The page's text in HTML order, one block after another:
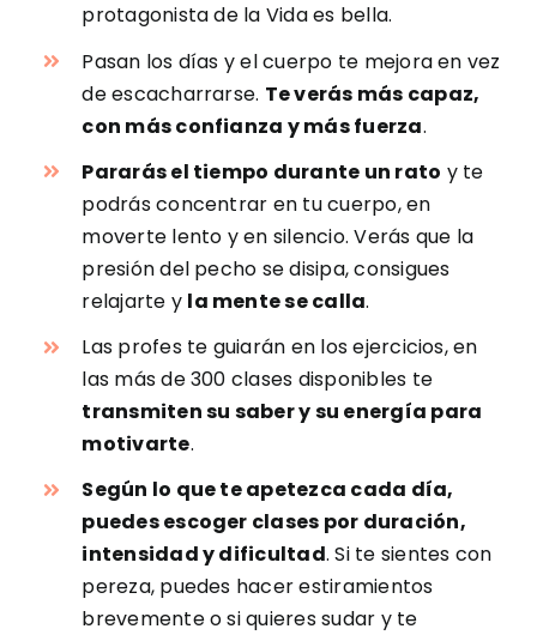
protagonista de la Vida es bella.
Pasan los días y el cuerpo te mejora en vez
de escacharrarse. Te verás más capaz,
con más confianza y más fuerza.
Pararás el tiempo durante un rato y te
podrás concentrar en tu cuerpo, en
moverte lento y en silencio. Verás que la
presión del pecho se disipa, consigues
relajarte y la mente se calla.
Las profes te guiarán en los ejercicios, en
las más de 300 clases disponibles te
transmiten su saber y su energía para
motivarte.
Según lo que te apetezca cada día,
puedes escoger clases por duración,
intensidad y dificultad. Si te sientes con
pereza, puedes hacer estiramientos
brevemente o si quieres sudar y te